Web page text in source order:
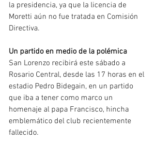
la presidencia, ya que la licencia de
Moretti aún no fue tratada en Comisión
Directiva.
Un partido en medio de la polémica
San Lorenzo recibirá este sábado a
Rosario Central, desde las 17 horas en el
estadio Pedro Bidegain, en un partido
que iba a tener como marco un
homenaje al papa Francisco, hincha
emblemático del club recientemente
fallecido.